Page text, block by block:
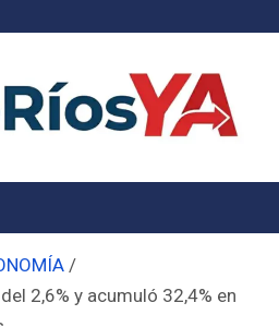
Ríos
ahora
2,6% y acumuló 32,4% en